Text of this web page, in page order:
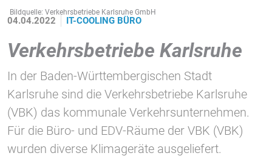
Bildquelle: Verkehrsbetriebe Karlsruhe GmbH
04.04.2022 IT-COOLING BÜRO
Verkehrsbetriebe Karlsruhe
In der Baden-Württembergischen Stadt
Karlsruhe sind die Verkehrsbetriebe Karlsruhe
(VBK) das kommunale Verkehrsunternehmen.
Für die Büro- und EDV-Räume der VBK (VBK)
wurden diverse Klimageräte ausgeliefert.
Analytics
Um Inhalte von Videoplattformen und Social Media
Plattformen anzeigen zu können, werden von
diesen externen Medien Cookies gesetzt.